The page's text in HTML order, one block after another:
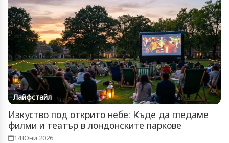
Лайфстайл
Изкуство под открито небе: Къде да гледаме
филми и театър в лондонските паркове
14 Юни 2026